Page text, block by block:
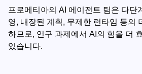
프로메티아의 AI 에이전트 팀은 다단
영, 내장된 계획, 무제한 런타임 등의
하므로, 연구 과제에서 AI의 힘을 더
있습니다.